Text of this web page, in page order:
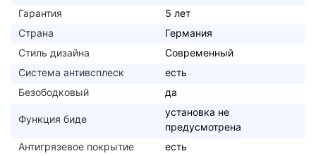
Гарантия
5 лет
Страна
Германия
Стиль дизайна
Современный
Система антивсплеск
есть
Безободковый
да
Функция биде
установка не
предусмотрена
Антигрязевое покрытие
есть